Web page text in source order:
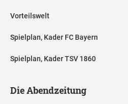
Vorteilswelt
Spielplan, Kader FC Bayern
Spielplan, Kader TSV 1860
Die Abendzeitung